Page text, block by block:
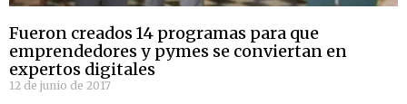
Fueron creados 14 programas para que
emprendedores y pymes se conviertan en
expertos digitales
12 de junio de 2017